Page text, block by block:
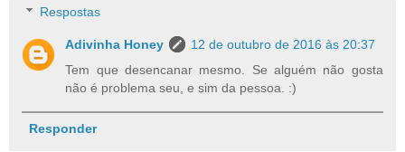
Respostas
Adivinha Honey
12 de outubro de 2016 às 20:37
Tem que desencanar mesmo. Se alguém não gosta
não é problema seu, e sim da pessoa. :)
Responder